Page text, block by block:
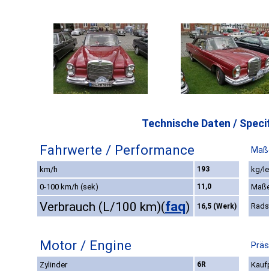
Technische Daten /
Fahrwerte / Performance
km/h 193
kg/
0-100 km/h (sek)
11,0
Verbrauch (L/100 km)(faq) 16,5 (Werk)
Motor / Engine
Zylinder 6R